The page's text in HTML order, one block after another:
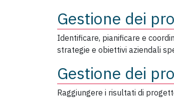
Gestione dei
Identificare, pianificare e
strategie e obiettivi aziendali
Gestione dei
Raggiungere i risultati di